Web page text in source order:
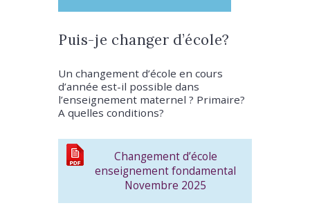
Puis-je changer d’école?
Un changement d’école en cours
d’année est-il possible dans
l’enseignement maternel ? Primaire?
A quelles conditions?
Changement d’école
enseignement fondamental
Novembre 2025